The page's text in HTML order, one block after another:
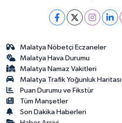
Malatya Nöbetçi Eczaneler
Malatya Hava Durumu
Malatya Namaz Vakitleri
Malatya Trafik Yoğunluk Haritası
Puan Durumu ve Fikstür
Tüm Manşetler
Son Dakika Haberleri